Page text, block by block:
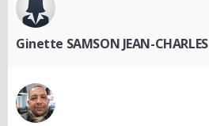
Ginette SAMSON JEAN-CHARLES